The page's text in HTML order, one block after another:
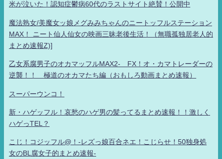
米が泣いた！認知症鬱病60代のラストサイト絶賛！公開中
魔法熟女/美魔女ッ娘メグみみちゃんのニートッフルステーション
MAX！ ニート仙人仙女の映画三昧老後生活！（無職孤独居老人的
まとめ速報Z)]
乙女系腐男子のオカマッフルMAX2- FX！オ・カマトレーダーの
逆襲！！ 極道のオカマたち編（おもしろ動画まとめ速報）
スーパーウンコ！
新・ハゲッフル！哀愁のハゲ男の髪ってるまとめ速報！！激しく
ハゲっTEL？
こじ！コジッフル@！-レズっ娘百合ネエ！こじらせ！50独身処
女のBL腐女子的まとめ速報-